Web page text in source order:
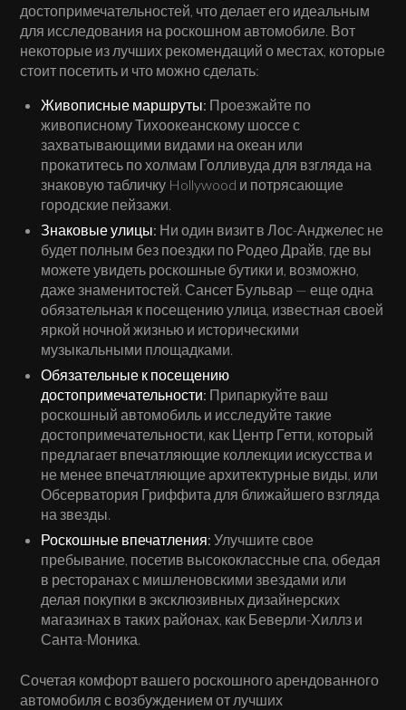
достопримечательностей, что делает его идеальным
для исследования на роскошном автомобиле. Вот
некоторые из лучших рекомендаций о местах, которые
стоит посетить и что можно сделать:
Живописные маршруты: Проезжайте по
живописному Тихоокеанскому шоссе с
захватывающими видами на океан или
прокатитесь по холмам Голливуда для взгляда на
знаковую табличку Hollywood и потрясающие
городские пейзажи.
Знаковые улицы: Ни один визит в Лос-Анджелес не
будет полным без поездки по Родео Драйв, где вы
можете увидеть роскошные бутики и, возможно,
даже знаменитостей. Сансет Бульвар — еще одна
обязательная к посещению улица, известная своей
яркой ночной жизнью и историческими
музыкальными площадками.
Обязательные к посещению
достопримечательности: Припаркуйте ваш
роскошный автомобиль и исследуйте такие
достопримечательности, как Центр Гетти, который
предлагает впечатляющие коллекции искусства и
не менее впечатляющие архитектурные виды, или
Обсерватория Гриффита для ближайшего взгляда
на звезды.
Роскошные впечатления: Улучшите свое
пребывание, посетив высококлассные спа, обедая
в ресторанах с мишленовскими звездами или
делая покупки в эксклюзивных дизайнерских
магазинах в таких районах, как Беверли-Хиллз и
Санта-Моника.
Сочетая комфорт вашего роскошного арендованного
автомобиля с возбуждением от лучших